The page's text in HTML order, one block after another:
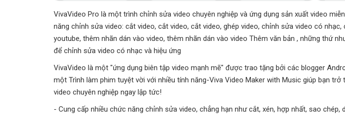
VivaVideo Pro là một trình chỉnh sửa video chuyên nghiệp và ứng dụng sản xuất video
năng chỉnh sửa video: cắt video, cắt video, cắt video, ghép video, chỉnh sửa video có
youtube, thêm nhãn dán vào video, thêm nhãn dán vào video Thêm văn bản , những thứ
để chỉnh sửa video có nhạc và hiệu ứng
VivaVideo là một "ứng dụng biên tập video mạnh mẽ" được trao tặng bởi các blogger
một Trình làm phim tuyệt vời với nhiều tính năng-Viva Video Maker with Music giúp bạn
video chuyên nghiệp ngay lập tức!
- Cung cấp nhiều chức năng chỉnh sửa video, chẳng hạn như cắt, xén, hợp nhất, sao chép,